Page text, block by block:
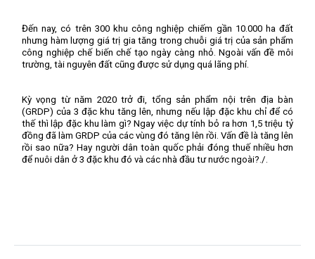
Đến nay, có trên 300 khu công nghiệp chiếm gần 10.000 ha đất
nhưng hàm lượng giá trị gia tăng trong chuỗi giá trị của sản phẩm
công nghiệp chế biến chế tạo ngày càng nhỏ. Ngoài vấn đề môi
trường, tài nguyên đất cũng được sử dụng quá lãng phí.
Kỳ vọng từ năm 2020 trở đi, tổng sản phẩm nội trên địa bàn
(GRDP) của 3 đặc khu tăng lên, nhưng nếu lập đặc khu chỉ để có
thế thì lập đặc khu làm gì? Ngay việc dự tính bỏ ra hơn 1,5 triệu tỷ
đồng đã làm GRDP của các vùng đó tăng lên rồi. Vấn đề là tăng lên
rồi sao nữa? Hay người dân toàn quốc phải đóng thuế nhiều hơn
để nuôi dân ở 3 đặc khu đó và các nhà đầu tư nước ngoài?./.